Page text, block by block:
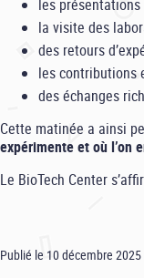
les
la visite des
des retours
les contributions
des échanges
Cette matinée a ainsi
expérimente et où l’on
Le BioTech Center
Publié le 10 décembre 2025